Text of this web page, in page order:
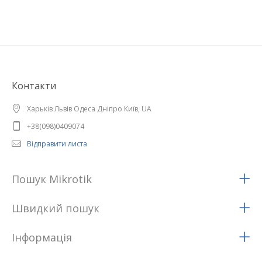
Контакти
Харьків Львів Одеса Дніпро Київ, UA
+38(098)0409074
Відправити листа
Пошук Mikrotik
Швидкий пошук
Iнформацiя